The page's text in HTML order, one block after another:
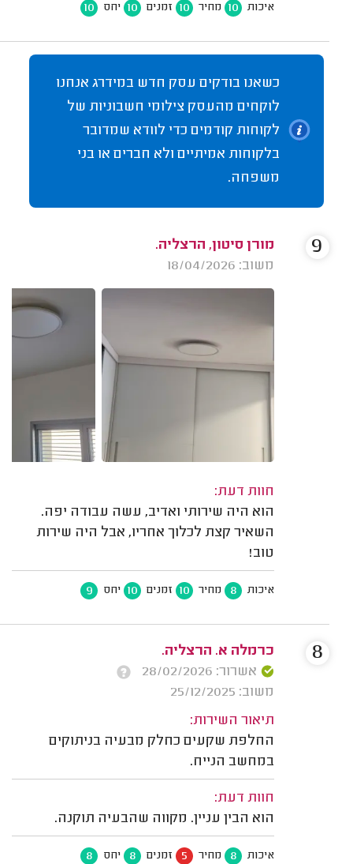
איכות 10 מחיר 10 זמנים 10 יחס 10
כשאנו בודקים עסק חדש במידרג אנחנו
לוקחים מהעסק צילומי חשבוניות של
לקוחות קודמים כדי לוודא שמדובר
בלקוחות אמיתיים ולא חברים או בני
משפחה.
מורן סיטון, הרצליה.
משוב: 18/04/2026
חוות דעת:
הוא היה שירותי ואדיב, עשה עבודה יפה.
השאיר קצת לכלוך אחריו, אבל היה שירות
טוב!
איכות 8 מחיר 10 זמנים 10 יחס 9
9
כרמלה א. הרצליה.
אשרור: 28/02/2026
משוב: 25/12/2025
תיאור השירות:
החלפת שקעים כחלק מבעיה בניתוקים
במחשב הנייח.
חוות דעת:
הוא הבין עניין. מקווה שהבעיה תוקנה.
איכות 8 מחיר 5 זמנים 8 יחס 8
8